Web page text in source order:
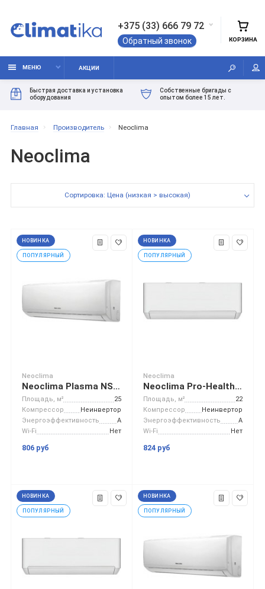
+375 (33) 666 79 72
Обратный звонок КОРЗИНА
МЕНЮ АКЦИИ
Быстрая доставка и установка
оборудования
Собственные бригады с
опытом более 15 лет.
Главная Производитель Neoclima
Neoclima
Сортировка: Цена (низкая > высокая)
НОВИНКА
ПОПУЛЯРНЫЙ
Neoclima
Neoclima Plasma NS/NU-HAL09F32
Площадь, м²
25
Компрессор
Неинвертор
Энергоэффективность
A
Wi-Fi
Нет
806 руб
НОВИНКА
ПОПУЛЯРНЫЙ
Neoclima
Neoclima Pro-Health NS/NU-HAP07T32
Площадь, м²
22
Компрессор
Неинвертор
Энергоэффективность
A
Wi-Fi
Нет
824 руб
НОВИНКА
ПОПУЛЯРНЫЙ
НОВИНКА
ПОПУЛЯРНЫЙ